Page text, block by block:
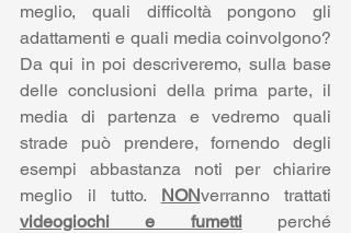
meglio, quali difficoltà pongono gli
adattamenti e quali media coinvolgono?
Da qui in poi descriveremo, sulla base
delle conclusioni della prima parte, il
media di partenza e vedremo quali
strade può prendere, fornendo degli
esempi abbastanza noti per chiarire
meglio il tutto. NON
videogiochi e fumetti perché